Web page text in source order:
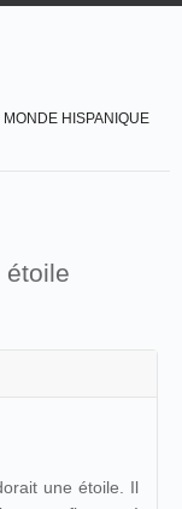
HISPANIQUE
étoile
une étoile. Il